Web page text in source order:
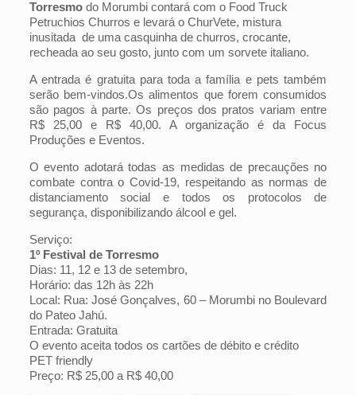
Torresmodo Morumbi contará com o Food Truck
Petruchios Churros e levará o ChurVete, mistura
inusitada de uma casquinha de churros, crocante,
recheada ao seu gosto, junto com um sorvete italiano.
A entrada é gratuita para toda a família e pets também
serão bem-vindos.Os alimentos que forem consumidos
são pagos à parte. Os preços dos pratos variam entre
R$ 25,00 e R$ 40,00. A organização é da Focus
Produções e Eventos.
O evento adotará todas as medidas de precauções no
combate contra o Covid-19, respeitando as normas de
distanciamento social e todos os protocolos de
segurança, disponibilizando álcool e gel.
Serviço:
1º Festival de Torresmo
Dias: 11, 12 e 13 de setembro,
Horário: das 12h às 22h
Local: Rua: José Gonçalves, 60 – Morumbi no Boulevard
do Pateo Jahú.
Entrada: Gratuita
O evento aceita todos os cartões de débito e crédito
PET friendly
Preço: R$ 25,00 a R$ 40,00